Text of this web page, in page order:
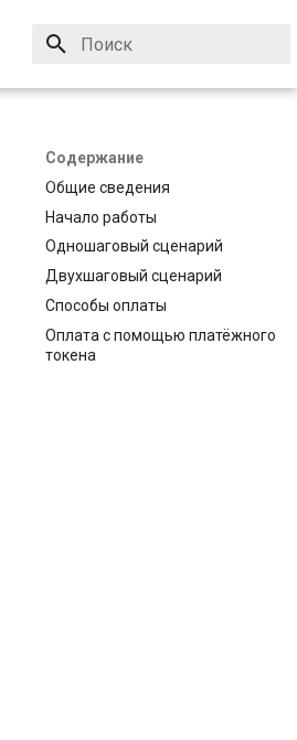
Содержание
Общие сведения
Начало работы
Одношаговый сценарий
Двухшаговый сценарий
Способы оплаты
Оплата с помощью платёжного
токена